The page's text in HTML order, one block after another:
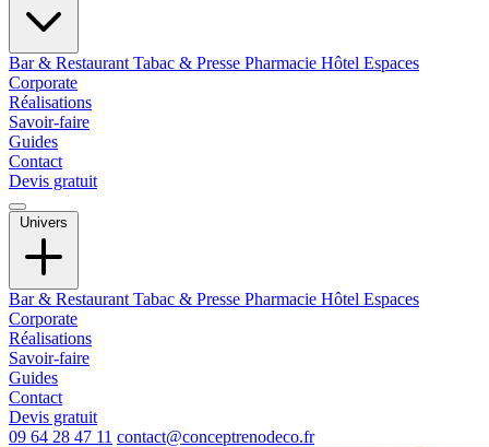
Bar & Restaurant Tabac & Presse Pharmacie Hôtel Espaces
Corporate
Réalisations
Savoir-faire
Guides
Contact
Devis gratuit
Univers
Bar & Restaurant Tabac & Presse Pharmacie Hôtel Espaces
Corporate
Réalisations
Savoir-faire
Guides
Contact
Devis gratuit
09 64 28 47 11 contact@conceptrenodeco.fr